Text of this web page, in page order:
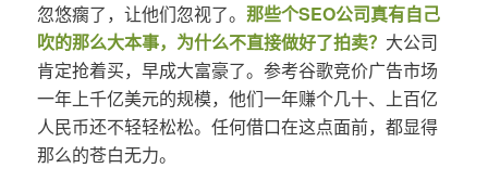
忽悠瘸了，让他们忽视了。 那些个SEO公司真有自己
吹的那么大本事，为什么不直接做好了拍卖？ 大公司
肯定抢着买，早成大富豪了。参考谷歌竞价广告市场
一年上千亿美元的规模，他们一年赚个几十、上百亿
人民币还不轻轻松松。任何借口在这点面前，都显得
那么的苍白无力。